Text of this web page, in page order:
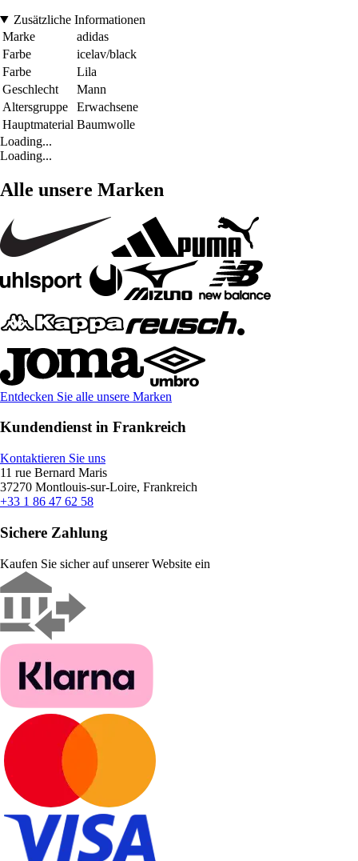
Zusätzliche Informationen
Marke
adidas
Farbe
icelav/black
Farbe
Lila
Geschlecht
Mann
Altersgruppe
Erwachsene
Hauptmaterial Baumwolle
Loading...
Loading...
Alle unsere Marken
Entdecken Sie alle unsere Marken
Kundendienst in Frankreich
Kontaktieren Sie uns
11 rue Bernard Maris
37270 Montlouis-sur-Loire, Frankreich
+33 1 86 47 62 58
Sichere Zahlung
Kaufen Sie sicher auf unserer Website ein